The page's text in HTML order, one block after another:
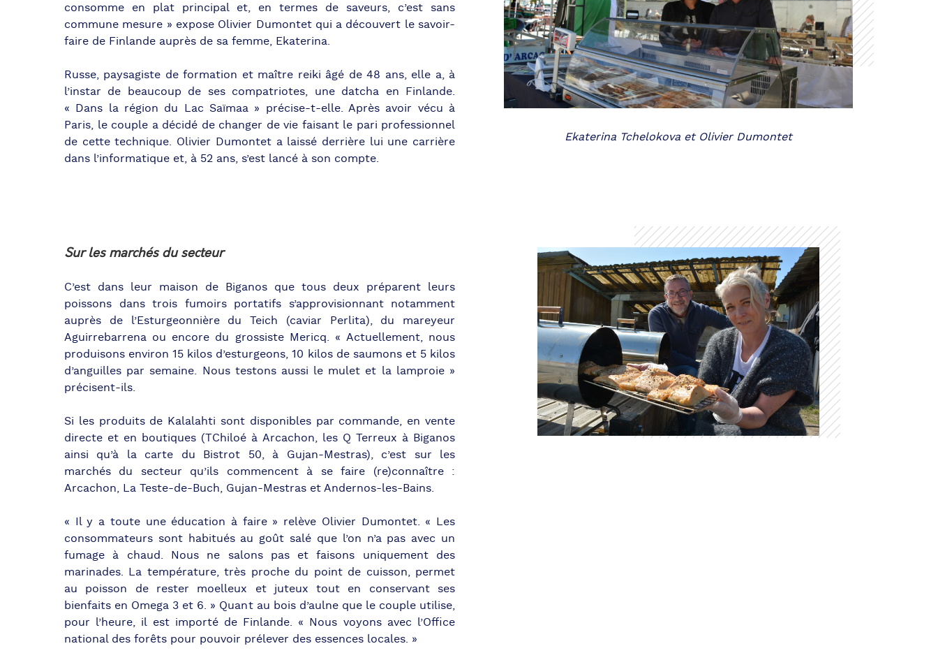
consomme en plat principal et, en termes de saveurs, c’est sans
commune mesure » expose Olivier Dumontet qui a découvert le savoir-
faire de Finlande auprès de sa femme, Ekaterina.
Russe, paysagiste de formation et maître reiki âgé de 48 ans, elle a, à
l’instar de beaucoup de ses compatriotes, une datcha en Finlande.
« Dans la région du Lac Saïmaa » précise-t-elle. Après avoir vécu à
Paris, le couple a décidé de changer de vie faisant le pari professionnel
de cette technique. Olivier Dumontet a laissé derrière lui une carrière
dans l’informatique et, à 52 ans, s’est lancé à son compte.
Ekaterina Tchelokova et Olivier Dumontet
Sur les marchés du secteur
C’est dans leur maison de Biganos que tous deux préparent leurs
poissons dans trois fumoirs portatifs s’approvisionnant notamment
auprès de l’Esturgeonnière du Teich (caviar Perlita), du mareyeur
Aguirrebarrena ou encore du grossiste Mericq. « Actuellement, nous
produisons environ 15 kilos d’esturgeons, 10 kilos de saumons et 5 kilos
d’anguilles par semaine. Nous testons aussi le mulet et la lamproie »
précisent-ils.
Si les produits de Kalalahti sont disponibles par commande, en vente
directe et en boutiques (TChiloé à Arcachon, les Q Terreux à Biganos
ainsi qu’à la carte du Bistrot 50, à Gujan-Mestras), c’est sur les
marchés du secteur qu’ils commencent à se faire (re)connaître :
Arcachon, La Teste-de-Buch, Gujan-Mestras et Andernos-les-Bains.
« Il y a toute une éducation à faire » relève Olivier Dumontet. « Les
consommateurs sont habitués au goût salé que l’on n’a pas avec un
fumage à chaud. Nous ne salons pas et faisons uniquement des
marinades. La température, très proche du point de cuisson, permet
au poisson de rester moelleux et juteux tout en conservant ses
bienfaits en Omega 3 et 6. » Quant au bois d’aulne que le couple utilise,
pour l’heure, il est importé de Finlande. « Nous voyons avec l’Office
national des forêts pour pouvoir prélever des essences locales. »